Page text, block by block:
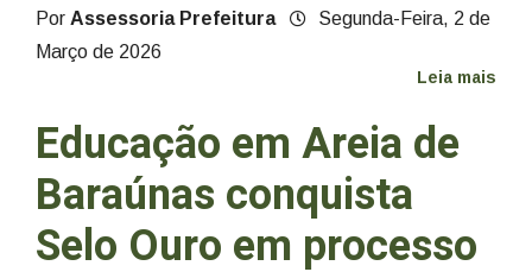
Por Assessoria Prefeitura
Segunda-Feira, 2 de
Março de 2026
Leia mais
Educação em Areia de
Baraúnas conquista
Selo Ouro em processo